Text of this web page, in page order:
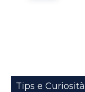
Tips e Curiosità